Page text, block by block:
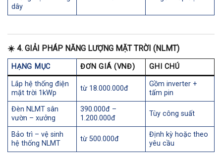
dây
☀️ 4. GIẢI PHÁP NĂNG LƯỢNG MẶT TRỜI (NLMT)
HẠNG MỤC ĐƠN GIÁ (VNĐ) GHI CHÚ
Lắp hệ thống điện
mặt trời 1kWp
từ 18.000.000đ
Gồm inverter +
tấm pin
Đèn NLMT sân
vườn – xưởng
390.000đ –
1.200.000đ
Tùy công suất
Bảo trì – vệ sinh
hệ thống NLMT
từ 500.000đ
Định kỳ hoặc theo
yêu cầu